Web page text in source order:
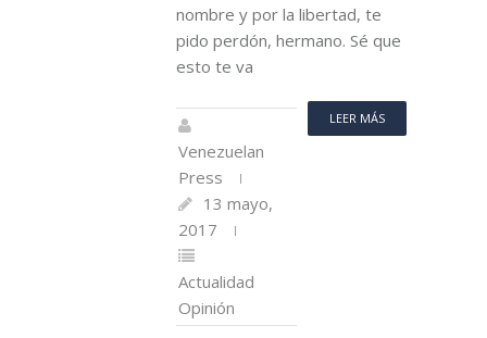
nombre y por la libertad, te
pido perdón, hermano. Sé que
esto te va
LEER MÁS
Venezuelan
Press
13 mayo,
2017
Actualidad
Opinión